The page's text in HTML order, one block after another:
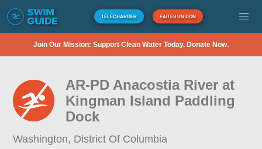
TÉLÉCHARGER FAITES UN DON
Join Our Mission: Support Clean Water Today. Donate Now.
AR-PD Anacostia River at
Kingman Island Paddling
Dock
Washington, District Of Columbia